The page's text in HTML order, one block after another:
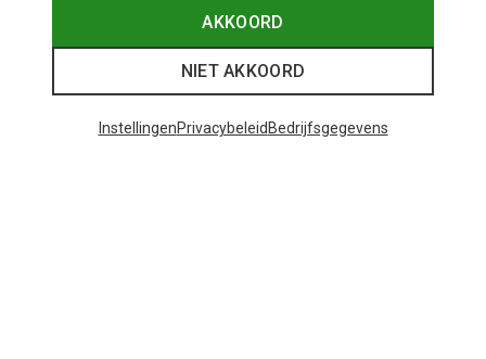
AKKOORD
NIET AKKOORD
InstellingenPrivacybeleid Bedrijfsgegevens